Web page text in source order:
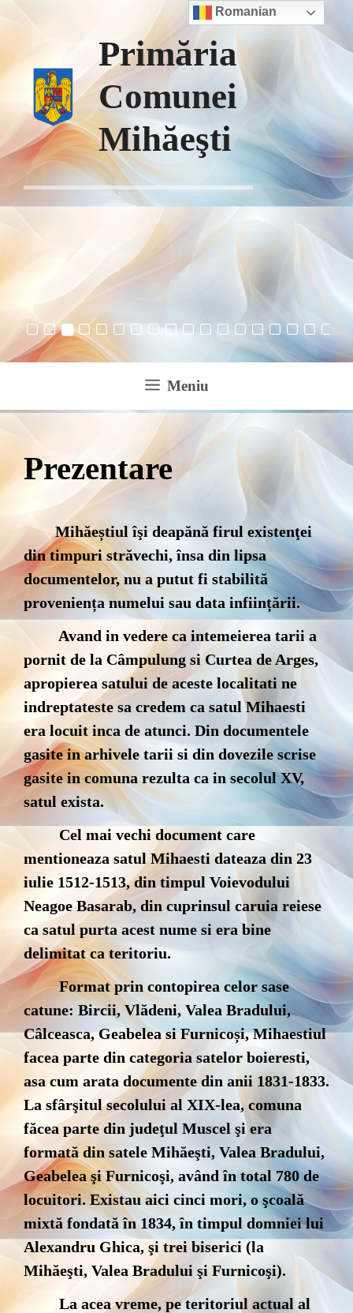
Primăria
Comunei
Mihăeşti
Meniu
Prezentare
Mihăeștiul îşi deapănă firul existenţei
din timpuri străvechi, însa din lipsa
documentelor, nu a putut fi stabilită
proveniența numelui sau data inființării.
Avand in vedere ca intemeierea tarii a
pornit de la Câmpulung si Curtea de Arges,
apropierea satului de aceste localitati ne
indreptateste sa credem ca satul Mihaesti
era locuit inca de atunci. Din documentele
gasite in arhivele tarii si din dovezile scrise
gasite in comuna rezulta ca in secolul XV,
satul exista.
Cel mai vechi document care
mentioneaza satul Mihaesti dateaza din 23
iulie 1512-1513, din timpul Voievodului
Neagoe Basarab, din cuprinsul caruia reiese
ca satul purta acest nume si era bine
delimitat ca teritoriu.
Format prin contopirea celor sase
catune: Bircii, Vlădeni, Valea Bradului,
Câlceasca, Geabelea si Furnicoși, Mihaestiul
facea parte din categoria satelor boieresti,
asa cum arata documente din anii 1831-1833.
La sfârşitul secolului al XIX-lea, comuna
făcea parte din judeţul Muscel şi era
formată din satele Mihăeşti, Valea Bradului,
Geabelea şi Furnicoşi, având în total 780 de
locuitori. Existau aici cinci mori, o şcoală
mixtă fondată în 1834, în timpul domniei lui
Alexandru Ghica, şi trei biserici (la
Mihăeşti, Valea Bradului şi Furnicoşi).
La acea vreme, pe teritoriul actual al
Romanian